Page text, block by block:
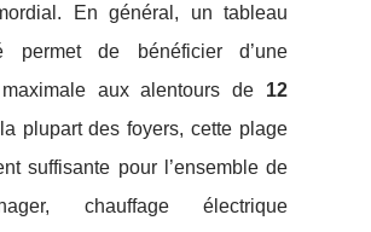
En général, un tableau
permet de bénéficier d’une
aux alentours de 12
plupart des foyers, cette plage
suffisante pour l’ensemble de
chauffage électrique